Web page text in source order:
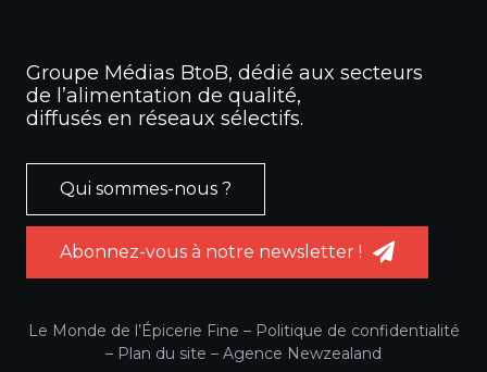
Groupe Médias BtoB, dédié aux secteurs
de l’alimentation de qualité,
diffusés en réseaux sélectifs.
Qui sommes-nous ?
Abonnez-vous à notre newsletter !
Le Monde de l’Épicerie Fine – Politique de confidentialité
– Plan du site – Agence Newzealand